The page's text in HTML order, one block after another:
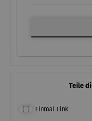
Teile
Einmal-Link